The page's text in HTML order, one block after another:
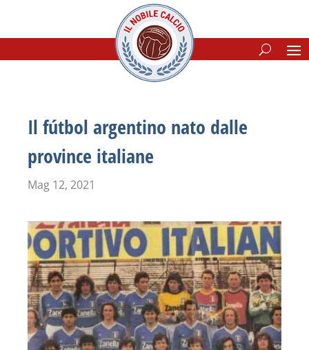
Il fútbol argentino nato dalle
province italiane
Mag 12, 2021